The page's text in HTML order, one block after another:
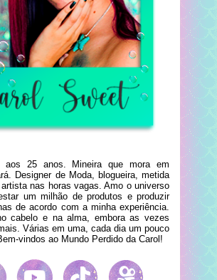
aos 25 anos. Mineira que mora em
Designer de Moda, blogueira, metida
nas horas vagas. Amo o universo
um milhão de produtos e produzir
de acordo com a minha experiência.
cabelo e na alma, embora as vezes
Várias em uma, cada dia um pouco
vindos ao Mundo Perdido da Carol!